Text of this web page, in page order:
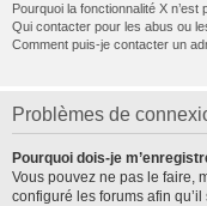
Pourquoi la fonctionnalité X n’est
Qui contacter pour les abus ou
Comment puis-je contacter un
Problèmes de
Pourquoi dois-je
Vous pouvez ne pas le faire,
configuré les forums afin